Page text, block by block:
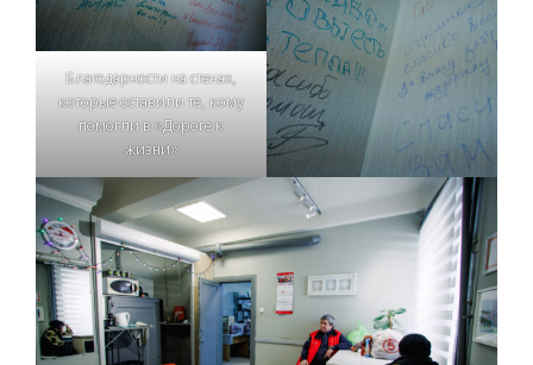
Благодарности на стенах,
которые оставили те, кому
помогли в «Дороге к
жизни»